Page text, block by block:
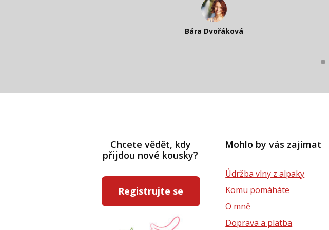
Bára Dvořáková
Kateřina Veleta Štěpánová
Katka Perháčová
Chcete vědět, kdy
přijdou nové kousky?
Registrujte se
Mohlo by vás zajímat
Údržba vlny z alpaky
Komu pomáháte
O mně
Doprava a platba